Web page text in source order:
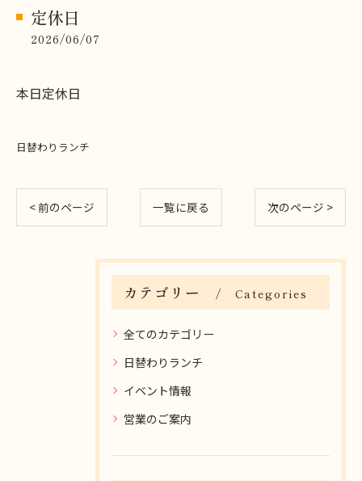
定休日
2026/06/07
本日定休日
日替わりランチ
< 前のページ 一覧に戻る 次のページ >
カテゴリー Categories
全てのカテゴリー
日替わりランチ
イベント情報
営業のご案内